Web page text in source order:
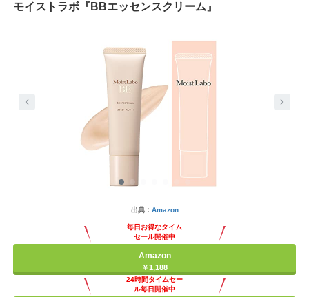
モイストラボ『BBエッセンスクリーム』
出典： Amazon
毎日お得なタイム
セール開催中
Amazon
￥1,188
24時間タイムセー
ル毎日開催中